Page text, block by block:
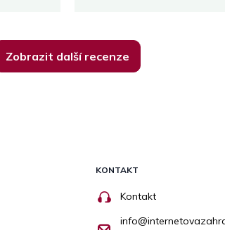
Zobrazit další recenze
KONTAKT
Kontakt
info@